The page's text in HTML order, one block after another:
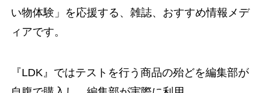
い物体験」を応援する、雑誌、おすすめ情報メデ
ィアです。
『LDK』ではテストを行う商品の殆どを編集部が